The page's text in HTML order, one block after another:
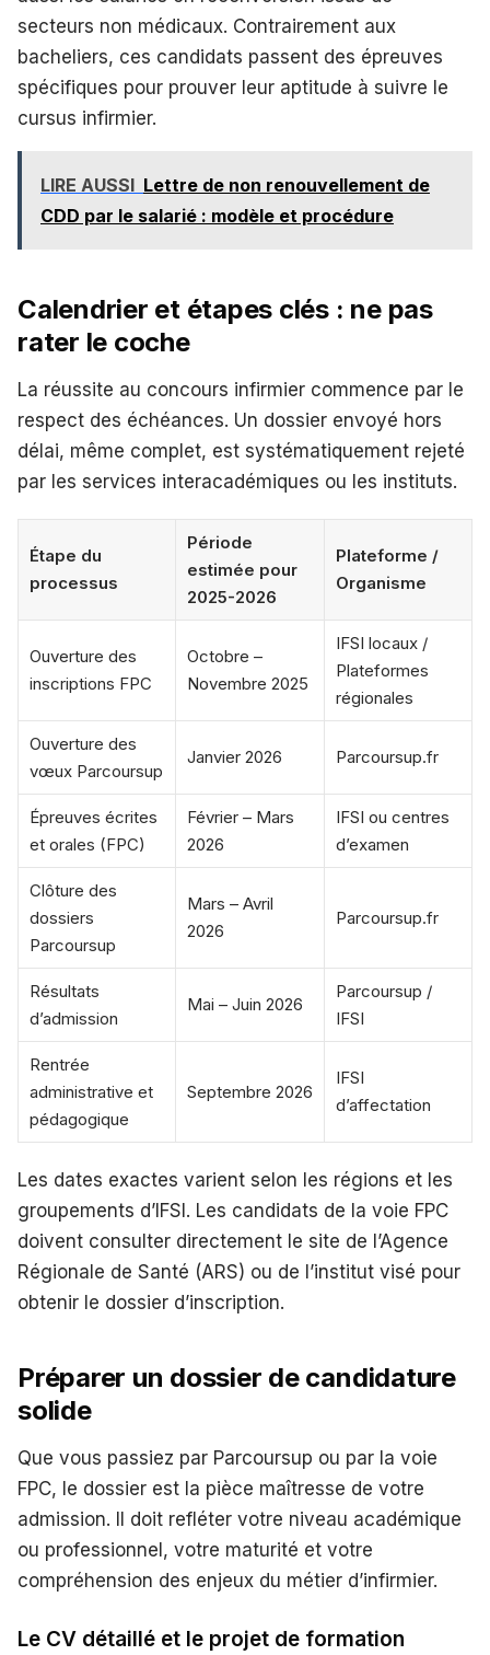
secteurs non médicaux. Contrairement aux
bacheliers, ces candidats passent des épreuves
spécifiques pour prouver leur aptitude à suivre le
cursus infirmier.
LIRE AUSSI Lettre de non renouvellement de
CDD par le salarié : modèle et procédure
Calendrier et étapes clés : ne pas
rater le coche
La réussite au concours infirmier commence par le
respect des échéances. Un dossier envoyé hors
délai, même complet, est systématiquement rejeté
par les services interacadémiques ou les instituts.
Étape du
processus
Période
estimée pour
2025-2026
Plateforme /
Organisme
Ouverture des
inscriptions FPC
Octobre –
Novembre 2025
IFSI locaux /
Plateformes
régionales
Ouverture des
vœux Parcoursup
Janvier 2026 Parcoursup.fr
Épreuves écrites
et orales (FPC)
Février – Mars
2026
IFSI ou centres
d’examen
Clôture des
dossiers
Parcoursup
Mars – Avril
2026
Parcoursup.fr
Résultats
d’admission
Mai – Juin 2026
Parcoursup /
IFSI
Rentrée
administrative et
pédagogique
Septembre 2026
IFSI
d’affectation
Les dates exactes varient selon les régions et les
groupements d’IFSI. Les candidats de la voie FPC
doivent consulter directement le site de l’Agence
Régionale de Santé (ARS) ou de l’institut visé pour
obtenir le dossier d’inscription.
Préparer un dossier de candidature
solide
Que vous passiez par Parcoursup ou par la voie
FPC, le dossier est la pièce maîtresse de votre
admission. Il doit refléter votre niveau académique
ou professionnel, votre maturité et votre
compréhension des enjeux du métier d’infirmier.
Le CV détaillé et le projet de formation